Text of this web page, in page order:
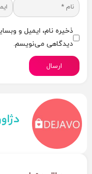
ذخیره نام، ایمیل و
دیدگاهی می‌نویسم.
ارسال